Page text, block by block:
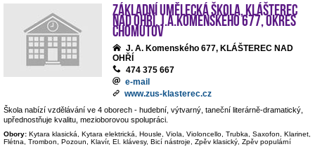
Základní umělecká škola, Klášterec
nad Ohří, J.A.Komenského 677, okres
Chomutov
J. A. Komenského 677, KLÁŠTEREC NAD
OHŘÍ
474 375 667
e-mail
www.zus-klasterec.cz
Škola nabízí vzdělávání ve 4 oborech - hudební, výtvarný, taneční literárně-dramatický,
upřednostňuje kvalitu, mezioborovou spolupráci.
Obory: Kytara klasická, Kytara elektrická, Housle, Viola, Violoncello, Trubka, Saxofon, Klarinet,
Flétna, Trombon, Pozoun, Klavír, El. klávesy, Bicí nástroje, Zpěv klasický, Zpěv populární